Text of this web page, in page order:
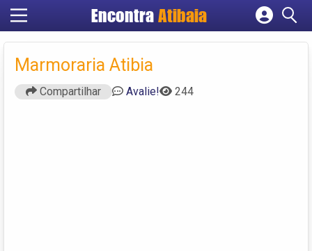
Encontra Atibaia
Cadastrar empresa
Criar conta
Marmoraria Atibia
Compartilhar Avalie! 244